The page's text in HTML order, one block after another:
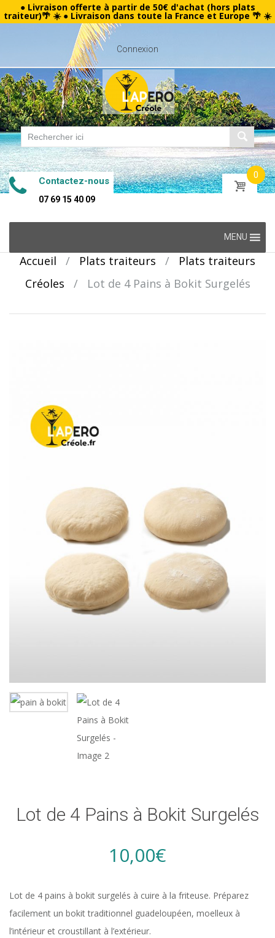
● Livraison offerte à partir de 50€ d'achat (hors plats
traiteur)🌴 ☀️ ● Livraison dans toute la France et Europe 🌴 ☀️
Connexion
Contactez-nous
07 69 15 40 09
0
content
MENU
Accueil / Plats traiteurs /
Plats traiteurs
Créoles
/ Lot de 4 Pains à Bokit Surgelés
Lot de 4 Pains à Bokit Surgelés
10,00€
Lot de 4 pains à bokit surgelés à cuire à la friteuse. Préparez
facilement un bokit traditionnel guadeloupéen, moelleux à
l’intérieur et croustillant à l’extérieur.